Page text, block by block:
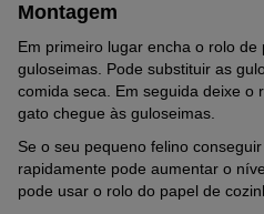
Montagem
Em primeiro lugar encha o rolo de
guloseimas. Pode substituir as
comida seca. Em seguida deixe o
gato chegue às guloseimas.
Se o seu pequeno felino
rapidamente pode aumentar o
pode usar o rolo do papel de